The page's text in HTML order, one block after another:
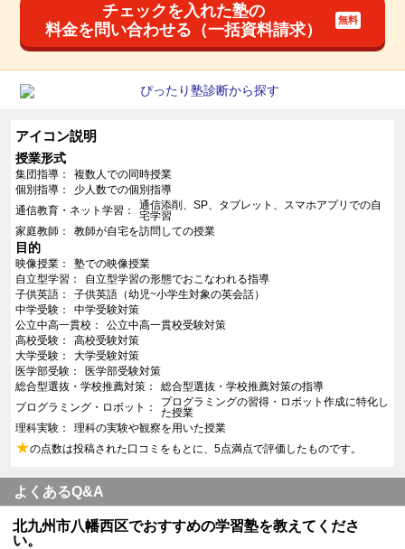
チェックを入れた塾の
料金を問い合わせる（一括資料請求）
アイコン説明
授業形式
集団指導
複数人での同時授業
個別指導
少人数での個別指導
通信教育・ネット学習
通信添削、SP、タブレット、スマホアプリでの自
宅学習
家庭教師
教師が自宅を訪問しての授業
目的
映像授業
塾での映像授業
自立型学習
自立型学習の形態でおこなわれる指導
子供英語
子供英語（幼児~小学生対象の英会話）
中学受験
中学受験対策
公立中高一貫校
公立中高一貫校受験対策
高校受験
高校受験対策
大学受験
大学受験対策
医学部受験
医学部受験対策
総合型選抜・学校推薦対策
総合型選抜・学校推薦対策の指導
プログラミング・ロボット
プログラミングの習得・ロボット作成に特化し
た授業
理科実験
理科の実験や観察を用いた授業
★の点数は投稿された口コミをもとに、5点満点で評価したものです。
よくあるQ&A
北九州市八幡西区でおすすめの学習塾を教えてくださ
い。